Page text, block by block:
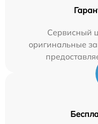
Сервисный
оригинальные